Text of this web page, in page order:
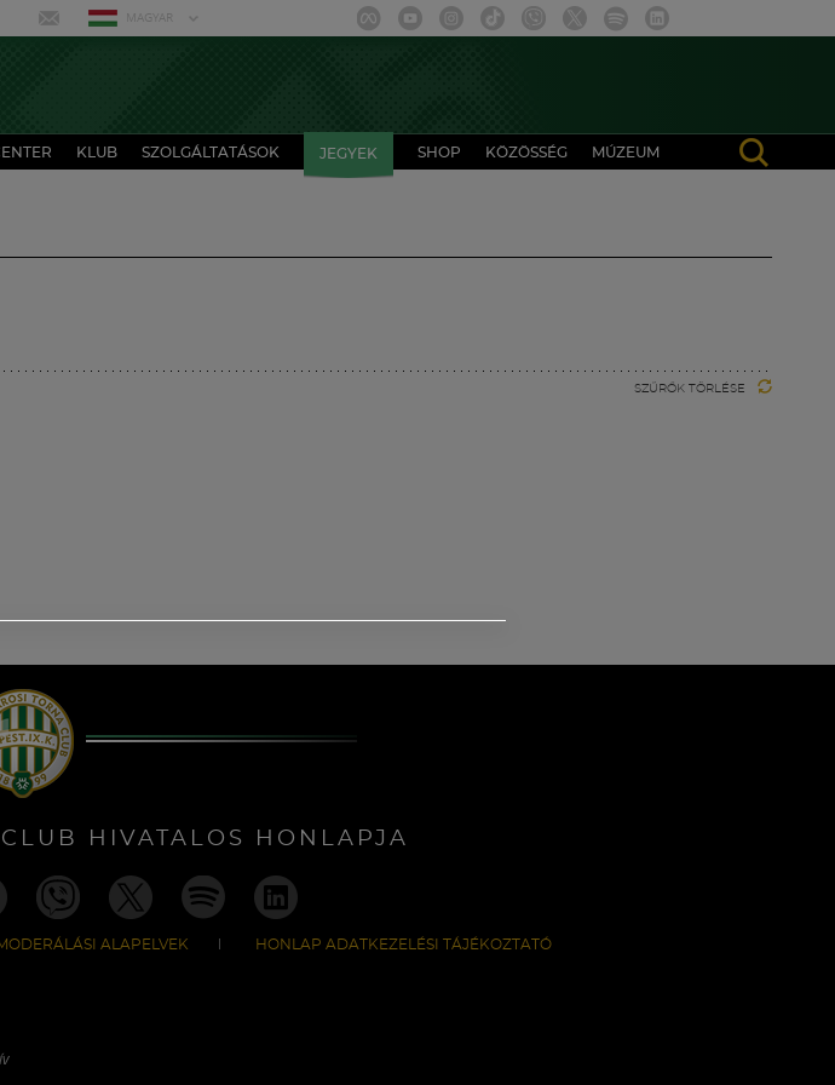
MAGYAR
KLUB SZOLGÁLTATÁSOK JEGYEK SHOP KÖZÖSSÉG MÚZEUM
SZŰRŐK TÖRLÉSE
HIVATALOS HONLAPJA
ALAPELVEK HONLAP ADATKEZELÉSI TÁJÉKOZTATÓ